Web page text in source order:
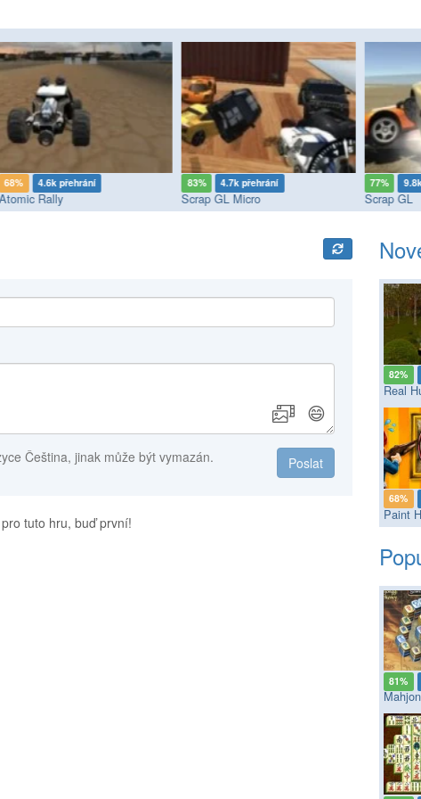
68% 4.6k přehrání
Atomic Rally
83% 4.7k přehrání
Scrap GL Micro
77%
Scrap GL
😄
Poslat
Čeština, jinak může být vymazán.
tuto hru, buď první!
82%
Real
68%
Paint
81%